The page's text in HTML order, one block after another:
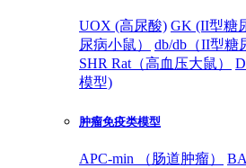
UOX (高尿酸) GK (II型糖
尿病小鼠）
db/db（II型糖
SHR Rat（高血压大鼠）
模型)
肿瘤免疫类模型
APC-min （肠道肿瘤）